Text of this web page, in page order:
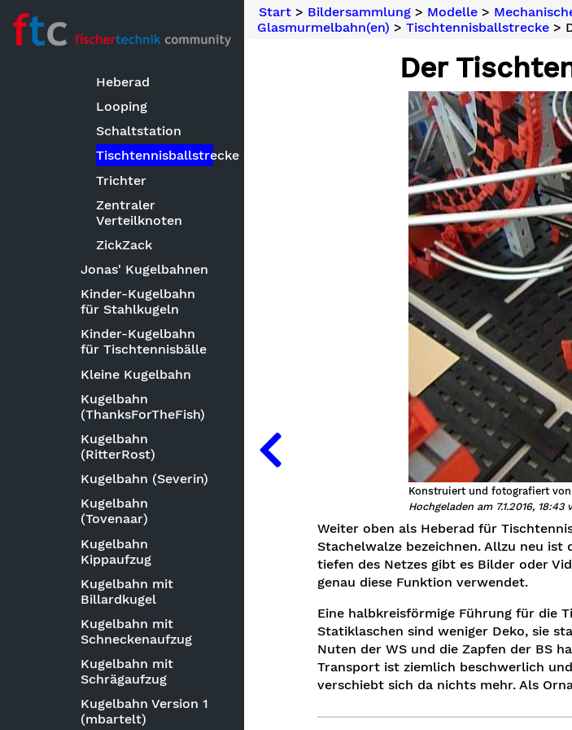
Dekorativer
Heberad
Looping
Schaltstation
Tischtennisballstrecke
Trichter
Zentraler
Verteilknoten
ZickZack
Jonas' Kugelbahnen
Kinder-Kugelbahn
für Stahlkugeln
Kinder-Kugelbahn
für Tischtennisbälle
Kleine Kugelbahn
Kugelbahn
(ThanksForTheFish)
Kugelbahn
(RitterRost)
Kugelbahn (Severin)
Kugelbahn
(Tovenaar)
Kugelbahn
Kippaufzug
Kugelbahn mit
Billardkugel
Kugelbahn mit
Schneckenaufzug
Kugelbahn mit
Schrägaufzug
Kugelbahn Version 1
(mbartelt)
Start> Bildersammlung> Modelle>
Glasmurmelbahn(en) > Tischtennisballstrecke >
Der
Konstruiert und fotografiert von
Hochgeladen am 7.1.2016, 18:43
Weiter oben als Heberad für
Stachelwalze bezeichnen. Allzu neu
tiefen des Netzes gibt es Bilder oder
genau diese Funktion verwendet.
Eine halbkreisförmige Führung für die
Statiklaschen sind weniger Deko, sie
Nuten der WS und die Zapfen der BS
Transport ist ziemlich beschwerlich
verschiebt sich da nichts mehr. Als